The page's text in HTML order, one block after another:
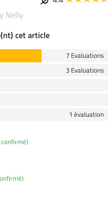
Nelly
cet article
7 Evaluations
3 Evaluations
1 évaluation